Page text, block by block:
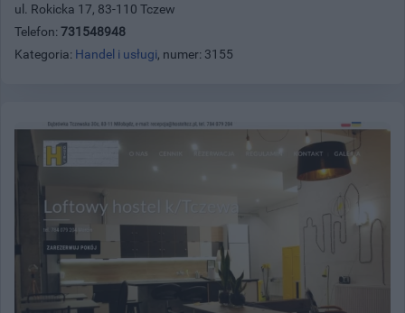
ul. Rokicka 17, 83-110 Tczew
Telefon: 731548948
Kategoria: Handel i usługi, numer: 3155